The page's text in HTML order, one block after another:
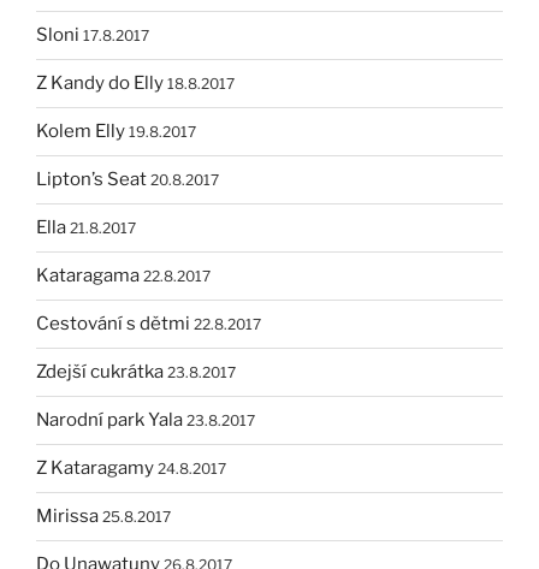
Sloni 17.8.2017
Z Kandy do Elly 18.8.2017
Kolem Elly 19.8.2017
Lipton’s Seat 20.8.2017
Ella 21.8.2017
Kataragama 22.8.2017
Cestování s dětmi 22.8.2017
Zdejší cukrátka 23.8.2017
Narodní park Yala 23.8.2017
Z Kataragamy 24.8.2017
Mirissa 25.8.2017
Do Unawatuny 26.8.2017